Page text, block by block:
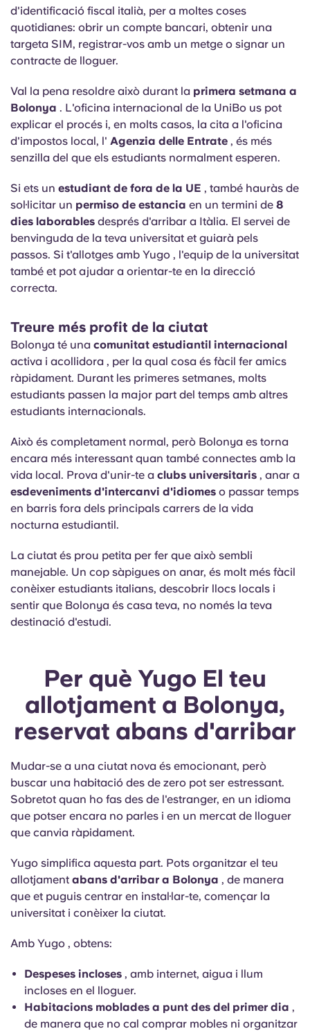
d'identificació fiscal italià, per a moltes coses
quotidianes: obrir un compte bancari, obtenir una
targeta SIM, registrar-vos amb un metge o signar un
contracte de lloguer.
Val la pena resoldre això durant la primera setmana a
Bolonya . L'oficina internacional de la UniBo us pot
explicar el procés i, en molts casos, la cita a l'oficina
d'impostos local, l' Agenzia delle Entrate , és més
senzilla del que els estudiants normalment esperen.
Si ets un estudiant de fora de la UE , també hauràs de
sol·licitar un permiso de estancia en un termini de 8
dies laborables després d'arribar a Itàlia. El servei de
benvinguda de la teva universitat et guiarà pels
passos. Si t'allotges amb Yugo , l'equip de la universitat
també et pot ajudar a orientar-te en la direcció
correcta.
Treure més profit de la ciutat
Bolonya té una comunitat estudiantil internacional
activa i acollidora , per la qual cosa és fàcil fer amics
ràpidament. Durant les primeres setmanes, molts
estudiants passen la major part del temps amb altres
estudiants internacionals.
Això és completament normal, però Bolonya es torna
encara més interessant quan també connectes amb la
vida local. Prova d'unir-te a clubs universitaris , anar a
esdeveniments d'intercanvi d'idiomes o passar temps
en barris fora dels principals carrers de la vida
nocturna estudiantil.
La ciutat és prou petita per fer que això sembli
manejable. Un cop sàpigues on anar, és molt més fàcil
conèixer estudiants italians, descobrir llocs locals i
sentir que Bolonya és casa teva, no només la teva
destinació d'estudi.
Per què Yugo El teu
allotjament a Bolonya,
reservat abans d'arribar
Mudar-se a una ciutat nova és emocionant, però
buscar una habitació des de zero pot ser estressant.
Sobretot quan ho fas des de l'estranger, en un idioma
que potser encara no parles i en un mercat de lloguer
que canvia ràpidament.
Yugo simplifica aquesta part. Pots organitzar el teu
allotjament abans d'arribar a Bolonya , de manera
que et puguis centrar en instal·lar-te, començar la
universitat i conèixer la ciutat.
Amb Yugo , obtens:
Despeses incloses , amb internet, aigua i llum
incloses en el lloguer.
Habitacions moblades a punt des del primer dia ,
de manera que no cal comprar mobles ni organitzar